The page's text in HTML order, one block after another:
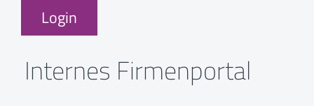
Internes Firmenportal